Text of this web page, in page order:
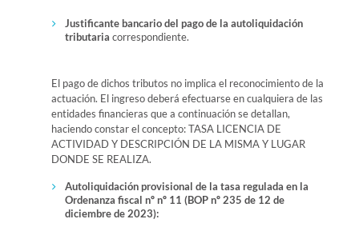
Justificante bancario del pago de la autoliquidación
tributaria correspondiente.
El pago de dichos tributos no implica el reconocimiento de la
actuación. El ingreso deberá efectuarse en cualquiera de las
entidades financieras que a continuación se detallan,
haciendo constar el concepto: TASA LICENCIA DE
ACTIVIDAD Y DESCRIPCIÓN DE LA MISMA Y LUGAR
DONDE SE REALIZA.
Autoliquidación provisional de la tasa regulada en la
Ordenanza fiscal nº nº 11 (BOP nº 235 de 12 de
diciembre de 2023):